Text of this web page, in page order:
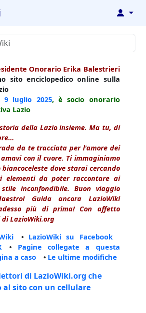
↓
Onorario Erika Balestrieri
sito enciclopedico online sulla
9 luglio 2025, è socio onorario
Lazio
della Lazio insieme. Ma tu, di
da te tracciata per l'amore dei
con il cuore. Ti immaginiamo
dove starai cercando
elementi da poter raccontare ai
inconfondibile. Buon viaggio
Guida ancora LazioWiki
più di prima! Con affetto
LazioWiki.org
• LazioWiki su Facebook
• Pagine collegate a questa
a caso • Le ultime modifiche
di LazioWiki.org che
al sito con un cellulare